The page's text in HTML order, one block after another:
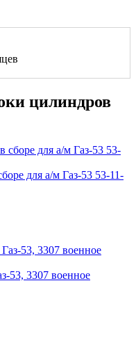
цилиндров
для а/м Газ-53 53-11-
53, 3307 военное